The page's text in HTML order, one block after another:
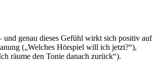
genau dieses Gefühl wirkt sich positiv auf
(„Welches Hörspiel will ich jetzt?“),
räume den Tonie danach zurück“).